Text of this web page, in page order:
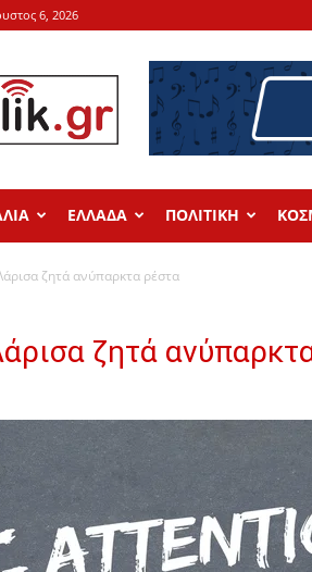
6, 2026
ΕΛΛΑΔΑ ΠΟΛΙΤΙΚΗ
ζητά ανύπαρκτα ρέστα
ζητά